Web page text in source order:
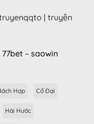
| truyện
77bet – saowin
Hợp Cổ Đại
Hài Hước